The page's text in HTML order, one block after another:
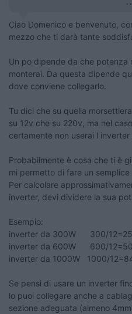
Ciao Domenico e benvenuto,
mezzo che ti darà tante
Un po dipende da che potenza
monterai. Da questa dipende
dove conviene collegarlo.
Tu dici che su quella
su 12v che su 220v, ma nel
certamente non userai l
Probabilmente è cosa che ti è
mi permetto di fare un semplice
Per calcolare
inverter, devi dividere la sua
Esempio:
inverter da 300W 300/
inverter da 600W 600/
inverter da 1000W 1000/
Se pensi di usare un inverter
lo puoi collegare anche a
sezione adeguata (almeno